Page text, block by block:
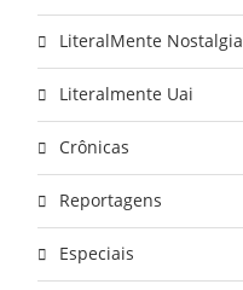
LiteralMente Nostalgia
Literalmente Uai
Crônicas
Reportagens
Especiais